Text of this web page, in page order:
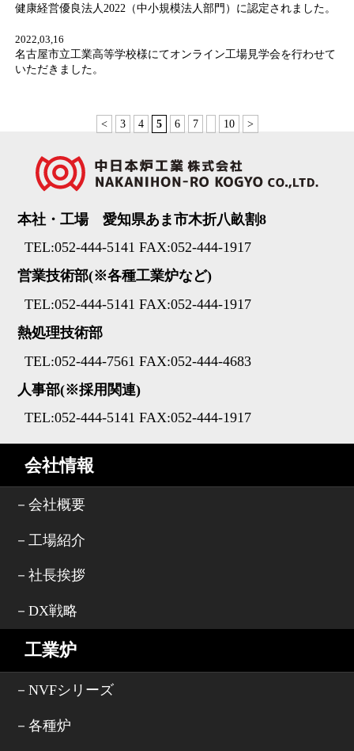
健康経営優良法人2022（中小規模法人部門）に認定されました。
2022,03,16
名古屋市立工業高等学校様にてオンライン工場見学会を行わせて
いただきました。
< 3 4 5 6 7 10 >
本社・工場 愛知県あま市木折八畝割8
TEL:052-444-5141 FAX:052-444-1917
営業技術部(※各種工業炉など)
TEL:052-444-5141 FAX:052-444-1917
熱処理技術部
TEL:052-444-7561 FAX:052-444-4683
人事部(※採用関連)
TEL:052-444-5141 FAX:052-444-1917
会社情報
－会社概要
－工場紹介
－社長挨拶
－DX戦略
工業炉
－NVFシリーズ
－各種炉